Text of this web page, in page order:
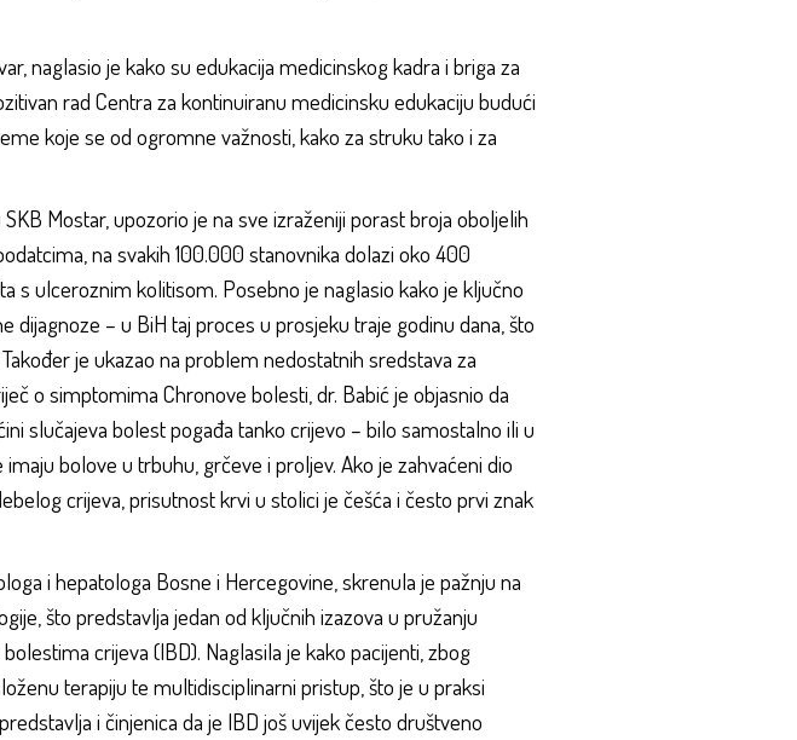
naglasio je kako su edukacija medicinskog kadra i briga za
rad Centra za kontinuiranu medicinsku edukaciju budući
koje se od ogromne važnosti, kako za struku tako i za
Mostar, upozorio je na sve izraženiji porast broja oboljelih
na svakih 100.000 stanovnika dolazi oko 400
s ulceroznim kolitisom. Posebno je naglasio kako je ključno
– u BiH taj proces u prosjeku traje godinu dana, što
je ukazao na problem nedostatnih sredstava za
o simptomima Chronove bolesti, dr. Babić je objasnio da
slučajeva bolest pogađa tanko crijevo – bilo samostalno ili u
bolove u trbuhu, grčeve i proljev. Ako je zahvaćeni dio
crijeva, prisutnost krvi u stolici je češća i često prvi znak
i hepatologa Bosne i Hercegovine, skrenula je pažnju na
što predstavlja jedan od ključnih izazova u pružanju
crijeva (IBD). Naglasila je kako pacijenti, zbog
terapiju te multidisciplinarni pristup, što je u praksi
i činjenica da je IBD još uvijek često društveno